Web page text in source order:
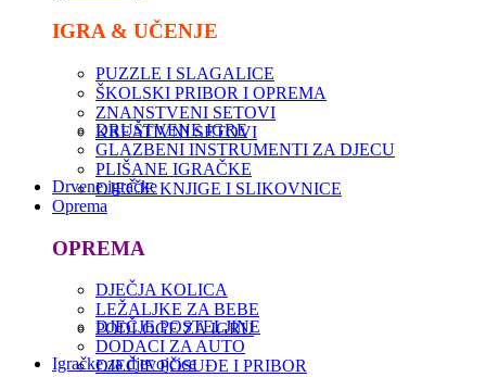
IGRA & UČENJE
PUZZLE I SLAGALICE
ŠKOLSKI PRIBOR I OPREMA
ZNANSTVENI SETOVI
KREATIVNI SETOVI
DRUŠTVENE IGRE
GLAZBENI INSTRUMENTI ZA DJECU
PLIŠANE IGRAČKE
DJEČJE KNJIGE I SLIKOVNICE
Drvene igračke
Oprema
OPREMA
DJEČJA KOLICA
LEŽALJKE ZA BEBE
PODLOGE ZA IGRU
DJEČJE POSTELJINE
DODACI ZA AUTO
DJEČJE POSUĐE I PRIBOR
Igračke za djevojčice